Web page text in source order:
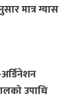
मात्र ग्यास
उपाधि